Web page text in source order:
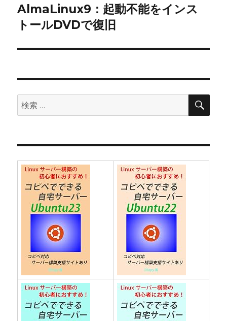
ゲ
ー
シ
ン
次
の
稿:
AlmaLinux9：起動不能をインス
トールDVDで復旧
検
索:
検